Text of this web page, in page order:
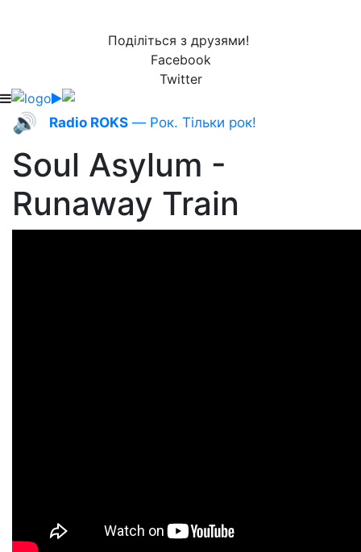
Поділіться з друзями!
Facebook
Twitter
🔊 Radio ROKS — Рок. Тільки рок!
Soul Asylum -
Runaway Train